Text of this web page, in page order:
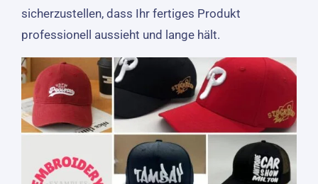
sicherzustellen, dass Ihr fertiges Produkt
professionell aussieht und lange hält.